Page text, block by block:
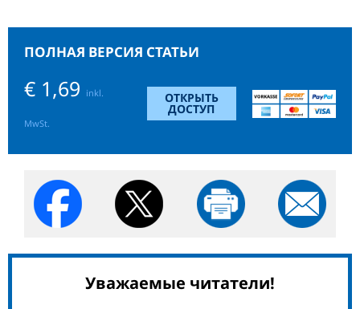
ПОЛНАЯ ВЕРСИЯ СТАТЬИ
€ 1,69 inkl.
MwSt.
ОТКРЫТЬ
ДОСТУП
Уважаемые читатели!